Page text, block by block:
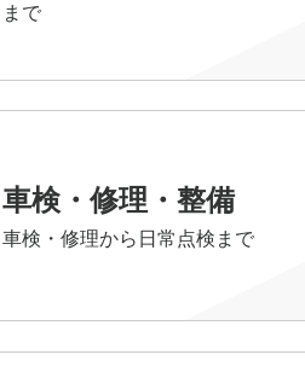
まで
車検・修理・整備
車検・修理から日常点検まで